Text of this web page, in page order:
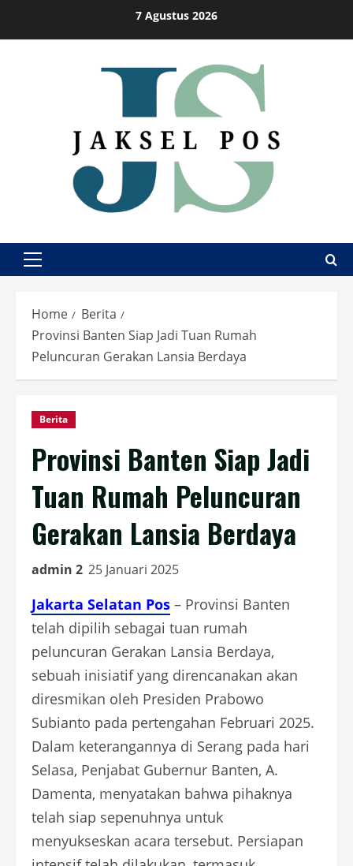
7 Agustus 2026
Primary
Home
Berita
Provinsi Banten Siap Jadi Tuan Rumah
Peluncuran Gerakan Lansia Berdaya
Berita
Provinsi Banten Siap Jadi
Tuan Rumah Peluncuran
Gerakan Lansia Berdaya
admin 2 25 Januari 2025
Jakarta Selatan Pos – Provinsi Banten
telah dipilih sebagai tuan rumah
peluncuran Gerakan Lansia Berdaya,
sebuah inisiatif yang direncanakan akan
diresmikan oleh Presiden Prabowo
Subianto pada pertengahan Februari 2025.
Dalam keterangannya di Serang pada hari
Selasa, Penjabat Gubernur Banten, A.
Damenta, menyatakan bahwa pihaknya
telah siap sepenuhnya untuk
menyukseskan acara tersebut. Persiapan